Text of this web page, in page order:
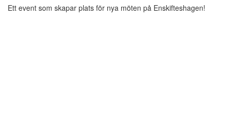
Ett event som skapar plats för nya möten på Enskifteshagen!